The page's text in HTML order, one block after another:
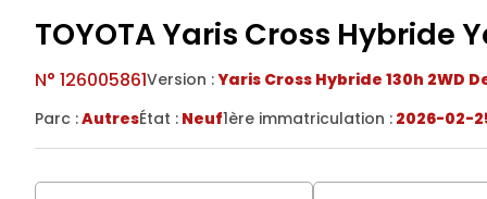
TOYOTA Yaris Cross Hybride
N° 126005861Version :Yaris Cross Hybride 130h 2WD
Parc :AutresÉtat : Neuf1ère immatriculation : 2026-02-